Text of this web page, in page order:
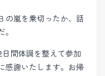
の嵐を乗切ったか、話
間体調を整えて参加
感謝いたします。お帰